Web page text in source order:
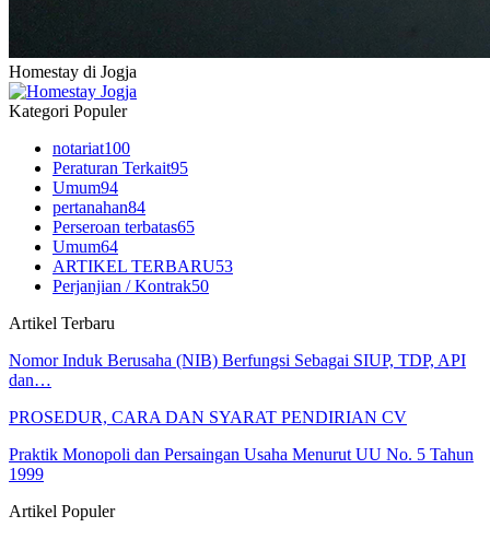
Homestay di Jogja
Kategori Populer
notariat100
Peraturan Terkait95
Umum94
pertanahan84
Perseroan terbatas65
Umum64
ARTIKEL TERBARU53
Perjanjian / Kontrak50
Artikel Terbaru
Nomor Induk Berusaha (NIB) Berfungsi Sebagai SIUP, TDP, API
dan…
PROSEDUR, CARA DAN SYARAT PENDIRIAN CV
Praktik Monopoli dan Persaingan Usaha Menurut UU No. 5 Tahun
1999
Artikel Populer